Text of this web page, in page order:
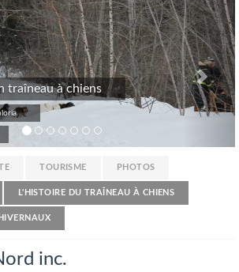
à chiens
TOURISME PHOTOS
L'HISTOIRE DU TRAÎNEAU À CHIENS
inc.